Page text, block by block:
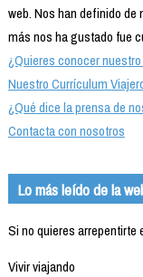
web. Nos han definido de
más nos ha gustado fue
¿Quieres conocer
Nuestro Currículum
¿Qué dice la prensa de
Contacta con nosotros
Lo más leído de la
Si no quieres arrepentirte
Vivir viajando